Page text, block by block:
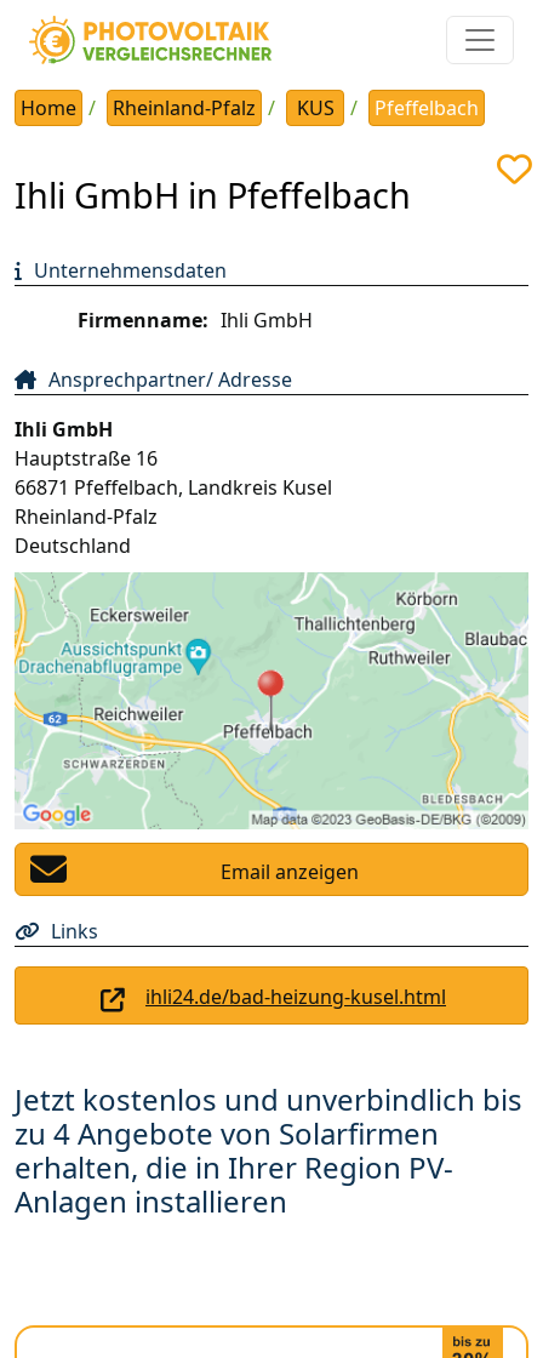
Home Rheinland-Pfalz KUS Pfeffelbach
Ihli GmbH in Pfeffelbach
Unternehmensdaten
Firmenname: Ihli GmbH
Ansprechpartner/ Adresse
Ihli GmbH
Hauptstraße 16
66871 Pfeffelbach, Landkreis Kusel
Rheinland-Pfalz
Deutschland
Email anzeigen
Links
ihli24.de/bad-heizung-kusel.html
Jetzt kostenlos und unverbindlich bis
zu 4 Angebote von Solarfirmen
erhalten, die in Ihrer Region PV-
Anlagen installieren